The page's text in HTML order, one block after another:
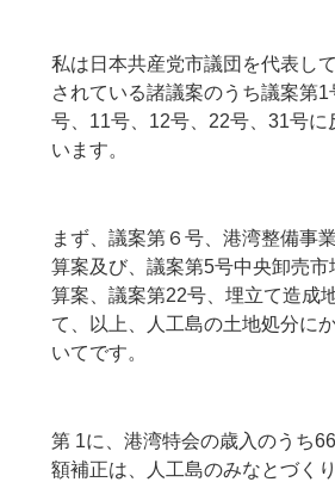
私は日本共産党市議団を代表し
されている諸議案のうち議案第
号、11号、12号、22号、31号に
います。
まず、議案第６号、港湾整備事
算案及び、議案第5号中央卸売
算案、議案第22号、埋立て造成
て、以上、人工島の土地処分に
いてです。
第 1に、港湾特会の歳入のうち
額補正は、人工島のみなとづく